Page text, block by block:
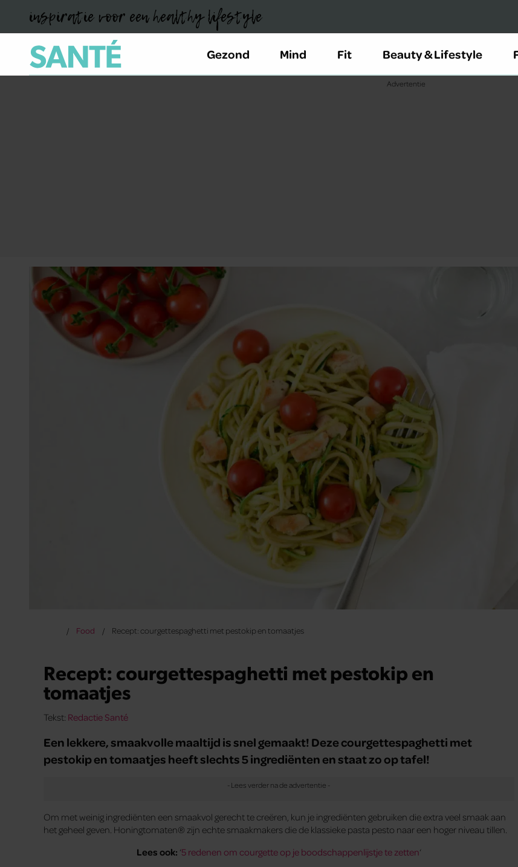
inspiratie voor een healthy lifestyle
Gezond Mind Fit Beauty & Lifestyle
Food Recept: courgettespaghetti met pestokip en tomaatjes
Recept: courgettespaghetti met pestokip en
tomaatjes
Tekst: Redactie Santé
Een lekkere, smaakvolle maaltijd is snel gemaakt! Deze courgettespaghetti met
pestokip en tomaatjes heeft slechts 5 ingrediënten en staat zo op tafel!
Om met weinig ingrediënten een smaakvol gerecht te creëren, kun je ingrediënten gebruiken die extra veel smaak aan
het geheel geven. Honingtomaten® zijn echte smaakmakers die de klassieke pasta pesto naar een hoger niveau tillen.
Lees ook: ‘5 redenen om courgette op je boodschappenlijstje te zetten‘